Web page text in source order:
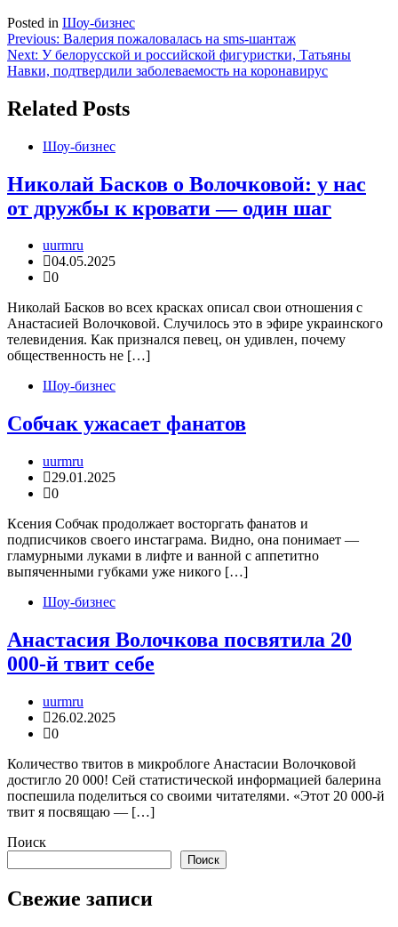
Posted in Шоу-бизнес
Навигация
по
Previous: Валерия пожаловалась на sms-шантаж
Next: У белорусской и российской фигуристки, Татьяны
Навки, подтвердили заболеваемость на коронавирус
Related Posts
Шоу-бизнес
Николай Басков о Волочковой: у нас
от дружбы к кровати — один шаг
uurmru
04.05.2025
0
Николай Басков во всех красках описал свои отношения с
Анастасией Волочковой. Случилось это в эфире украинского
телевидения. Как признался певец, он удивлен, почему
общественность не […]
Шоу-бизнес
Собчак ужасает фанатов
uurmru
29.01.2025
0
Ксения Собчак продолжает восторгать фанатов и
подписчиков своего инстаграма. Видно, она понимает —
гламурными луками в лифте и ванной с аппетитно
выпяченными губками уже никого […]
Шоу-бизнес
Анастасия Волочкова посвятила 20
000-й твит себе
uurmru
26.02.2025
0
Количество твитов в микроблоге Анастасии Волочковой
достигло 20 000! Сей статистической информацией балерина
поспешила поделиться со своими читателями. «Этот 20 000-й
твит я посвящаю — […]
Поиск
Поиск
Свежие записи